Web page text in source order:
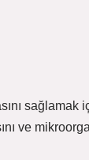
sağlamak
ve